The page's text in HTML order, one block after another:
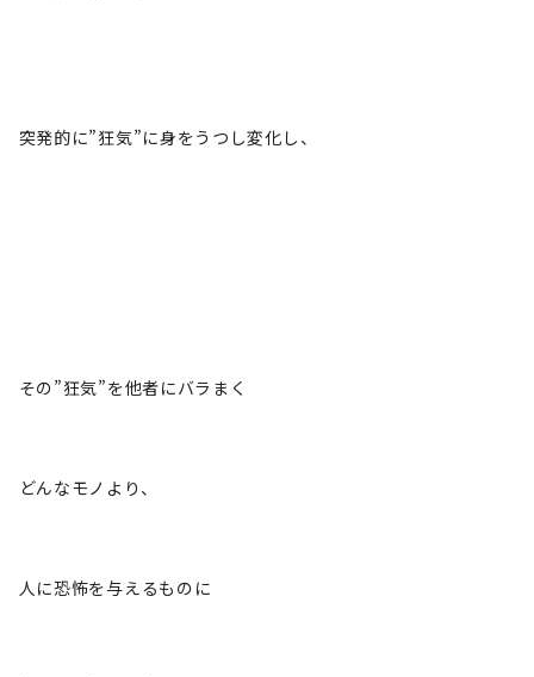
突発的に”狂気”に身をうつし変化し、
その”狂気”を他者にバラまく
どんなモノより、
人に恐怖を与えるものに